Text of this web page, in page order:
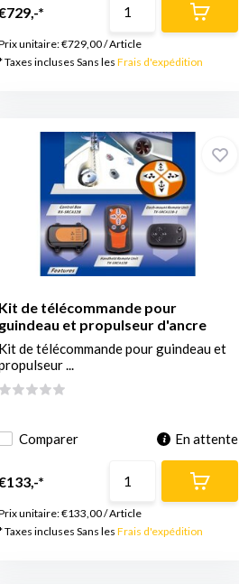
*
unitaire:€729,00/Article
Taxes incluses Sans lesFrais d'expédition
Kit de télécommande pour
guindeau et propulseur d'ancre
Kit de télécommande pour guindeau et
...
Comparer En attente
*
unitaire:€133,00/Article
Taxes incluses Sans lesFrais d'expédition